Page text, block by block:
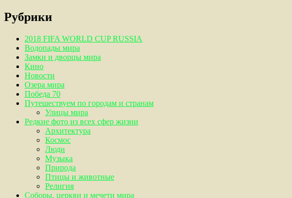
Рубрики
2018 FIFA WORLD CUP RUSSIA
Водопады мира
Замки и дворцы мира
Кино
Новости
Озера мира
Победа 70
Путешествуем по городам и странам
Улицы мира
Редкие фото из всех сфер жизни
Архитектура
Космос
Люди
Музыка
Природа
Птицы и животные
Религия
Соборы, церкви и мечети мира